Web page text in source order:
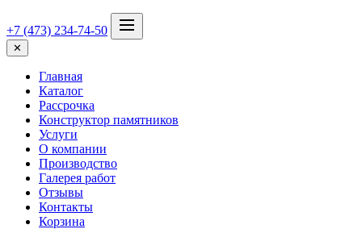
+7 (473) 234-74-50
✕
Главная
Каталог
Рассрочка
Конструктор памятников
Услуги
О компании
Производство
Галерея работ
Отзывы
Контакты
Корзина